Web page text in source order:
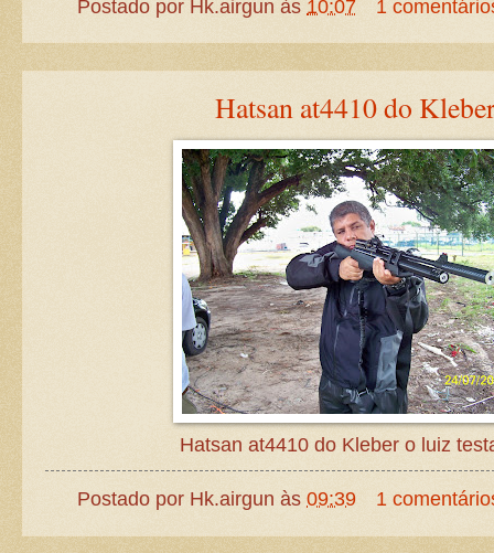
Postado por Hk.airgun às 10:07 1
Hatsan at4410 do
Hatsan at4410 do Kleber o luiz
Postado por Hk.airgun às09:39 1